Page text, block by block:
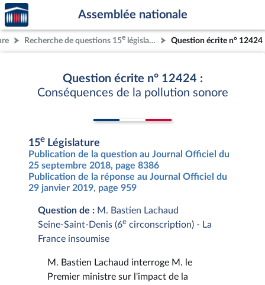
Aller au contenu
Aller en bas de la page
Accèder
à la
page
d'accueil
Assemblée nationale
Recherche de questions 15e législature Question écrite n° 12424
Question écrite n° 12424 :
Conséquences de la pollution sonore
15e Législature
Publication de la question au Journal Officiel du
25 septembre 2018, page 8386
Publication de la réponse au Journal Officiel du
29 janvier 2019, page 959
Question de : M. Bastien Lachaud
Seine-Saint-Denis (6e circonscription) - La
France insoumise
M. Bastien Lachaud interroge M. le
Premier ministre sur l'impact de la